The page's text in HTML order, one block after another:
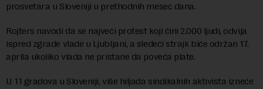
prosvetara u Sloveniji u prethodnih mesec dana.
Rojters navodi da se najveći protest koji čini 2.000 ljudi, odvija
ispred zgrade vlade u Ljubljani, a sledeći strajk biće održan 17.
aprila ukoliko vlada ne pristane da poveća plate.
U 11 gradova u Sloveniji, više hiljada sindikalnih aktivista izneće